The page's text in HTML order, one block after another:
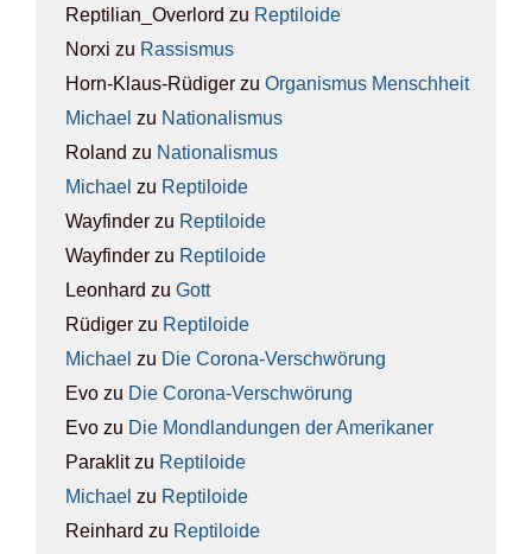
Reptilian_Overlord zu Rep­ti­lo­ide
Norxi zu Ras­sis­mus
Horn-Klaus-Rüdiger zu Orga­nis­mus Mensch­heit
Michael zu Natio­na­lis­mus
Roland zu Natio­na­lis­mus
Michael zu Rep­ti­lo­ide
Wayfinder zu Rep­ti­lo­ide
Wayfinder zu Rep­ti­lo­ide
Leonhard zu Gott
Rüdiger zu Rep­ti­lo­ide
Michael zu Die Coro­na-Ver­schwö­rung
Evo zu Die Coro­na-Ver­schwö­rung
Evo zu Die Mond­lan­dun­gen der Ame­ri­ka­ner
Paraklitzu Rep­ti­lo­ide
Michael zu Rep­ti­lo­ide
Reinhard zu Rep­ti­lo­ide